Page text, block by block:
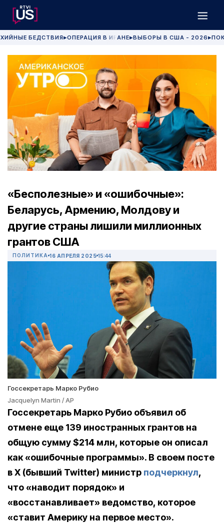
БЕДСТВИЯ▶ОПЕРАЦИЯ В ИРАНЕ▶ВЫБОРЫ В США - 2026 ▶
«Бесполезные» и «ошибочные»:
Беларусь, Армению, Молдову и
другие страны лишили миллионных
грантов США
ПОЛИТИКА 16 АПРЕЛЯ 2025 15:44
Госсекретарь Марко Рубио
Jacquelyn Martin / AP
Госсекретарь Марко Рубио объявил об
отмене еще 139 иностранных грантов на
общую сумму $214 млн, которые он описал
как «ошибочные программы». В своем посте
в X (бывший Twitter) министр подчеркнул,
что «наводит порядок» и
«восстанавливает» ведомство, которое
«ставит Америку на первое место».